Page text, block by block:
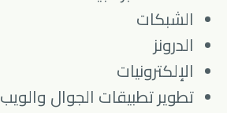
الشبكات
الدرونز
الإلكترونيات
تطوير تطبيقات الجوال والويب